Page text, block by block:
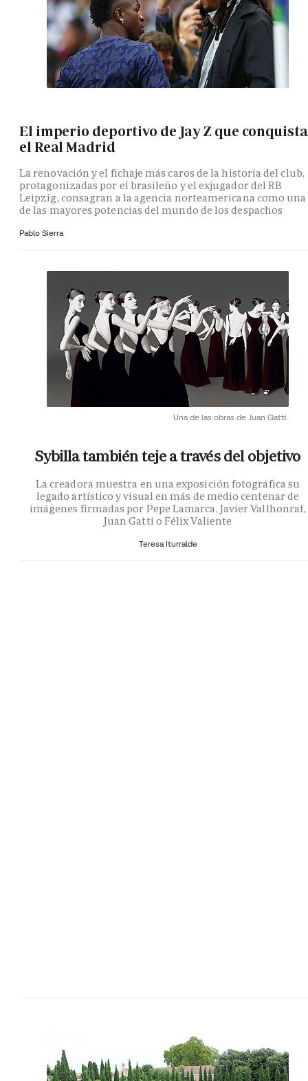
El imperio deportivo de Jay Z que conquista
el Real Madrid
La renovación y el fichaje más caros de la historia del club,
protagonizadas por el brasileño y el exjugador del RB
Leipzig, consagran a la agencia norteamericana como una
de las mayores potencias del mundo de los despachos
Pablo Sierra
Una de las obras de Juan Gatti.
Sybilla también teje a través del objetivo
La creadora muestra en una exposición fotográfica su
legado artístico y visual en más de medio centenar de
imágenes firmadas por Pepe Lamarca, Javier Vallhonrat,
Juan Gatti o Félix Valiente
Teresa Iturralde